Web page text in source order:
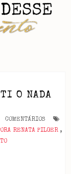
O NADA
COMENTÁRIOS
RENATA PILGER,